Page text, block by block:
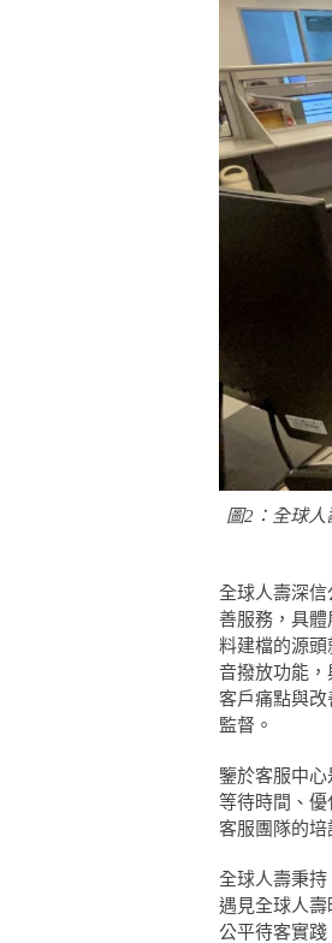
圖2：全球
全球人壽深
善服務，具
料建檔的源
音撥放功能
客戶痛點與
監督。
鑒於客服中
等待時間、
客服團隊的培
全球人壽秉
遇見全球人
公平待客實